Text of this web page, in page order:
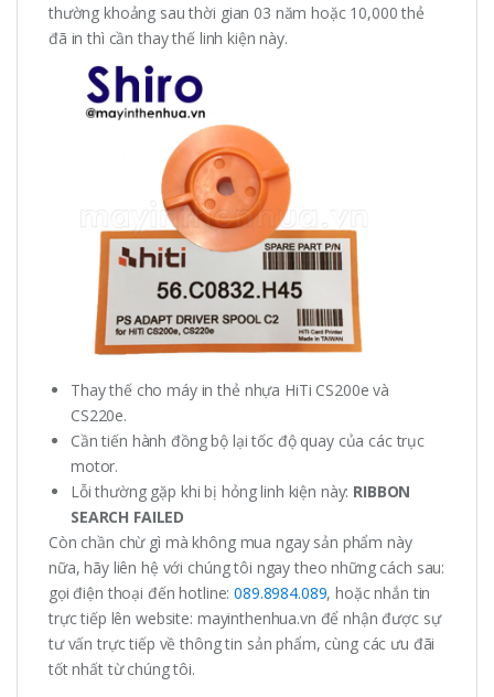
thường khoảng sau thời gian 03 năm hoặc 10,000 thẻ
đã in thì cần thay thế linh kiện này.
Thay thế cho máy in thẻ nhựa HiTi CS200e và
CS220e.
Cần tiến hành đồng bộ lại tốc độ quay của các trục
motor.
Lỗi thường gặp khi bị hỏng linh kiện này: RIBBON
SEARCH FAILED
Còn chần chừ gì mà không mua ngay sản phẩm này
nữa, hãy liên hệ với chúng tôi ngay theo những cách sau:
gọi điện thoại đến hotline:089.8984.089, hoặc nhắn tin
trực tiếp lên website: mayinthenhua.vn để nhận được sự
tư vấn trực tiếp về thông tin sản phẩm, cùng các ưu đãi
tốt nhất từ chúng tôi.